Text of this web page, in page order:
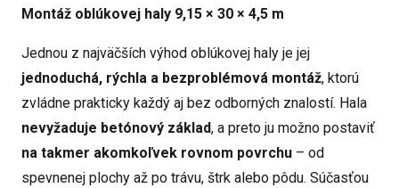
Montáž oblúkovej haly 9,15 × 30 × 4,5 m
Jednou z najväčších výhod oblúkovej haly je jej
jednoduchá, rýchla a bezproblémová montáž, ktorú
zvládne prakticky každý aj bez odborných znalostí. Hala
nevyžaduje betónový základ, a preto ju možno postaviť
na takmer akomkoľvek rovnom povrchu – od
spevnenej plochy až po trávu, štrk alebo pôdu. Súčasťou